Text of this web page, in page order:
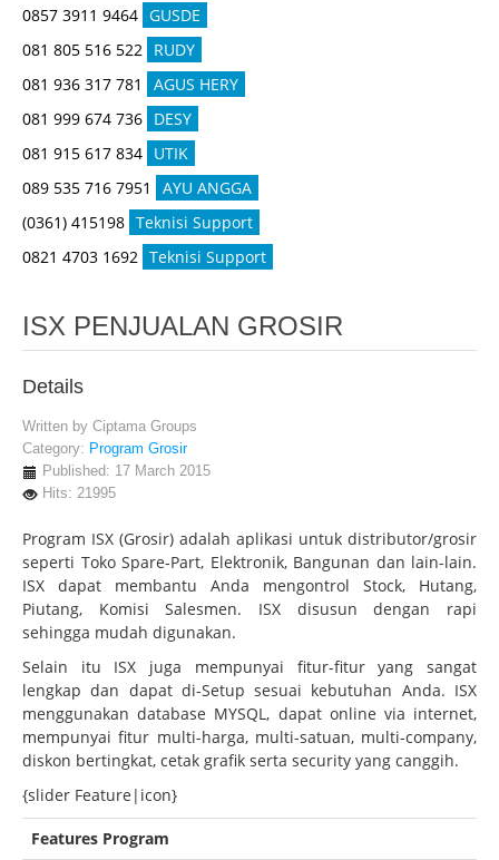
0857 3911 9464 GUSDE
081 805 516 522 RUDY
081 936 317 781
AGUS HERY
081 999 674 736 DESY
081 915 617 834 UTIK
089 535 716 7951
AYU ANGGA
(0361) 415198 Teknisi Support
0821 4703 1692 Teknisi Support
ISX PENJUALAN GROSIR
Details
Written by Ciptama Groups
Category: Program Grosir
Published: 17 March 2015
Hits: 21995
Program ISX (Grosir) adalah aplikasi untuk distributor/grosir
seperti Toko Spare-Part, Elektronik, Bangunan dan lain-lain.
ISX dapat membantu Anda mengontrol Stock, Hutang,
Piutang, Komisi Salesmen. ISX disusun dengan rapi
sehingga mudah digunakan.
Selain itu ISX juga mempunyai fitur-fitur yang sangat
lengkap dan dapat di-Setup sesuai kebutuhan Anda. ISX
menggunakan database MYSQL, dapat online via internet,
mempunyai fitur multi-harga, multi-satuan, multi-company,
diskon bertingkat, cetak grafik serta security yang canggih.
{slider Feature|icon}
Features Program